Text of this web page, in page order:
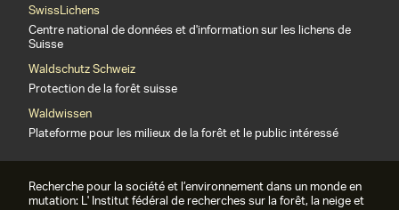
SwissLichens
Centre national de données et d'information sur les lichens de
Suisse
Waldschutz Schweiz
Protection de la forêt suisse
Waldwissen
Plateforme pour les milieux de la forêt et le public intéressé
Recherche pour la société et l’environnement dans un monde en
mutation: L' Institut fédéral de recherches sur la forêt, la neige et